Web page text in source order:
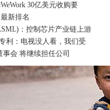
30亿美元收购要
新排名
：控制芯片产业链上游
利：电视没人看，我们受
事会 将继续担任公司